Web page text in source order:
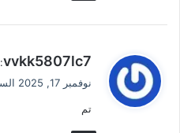
ي
ل
vvkk5807lc7
:
نوفمبر 17, 2025 الساعة 8:48 م
تم